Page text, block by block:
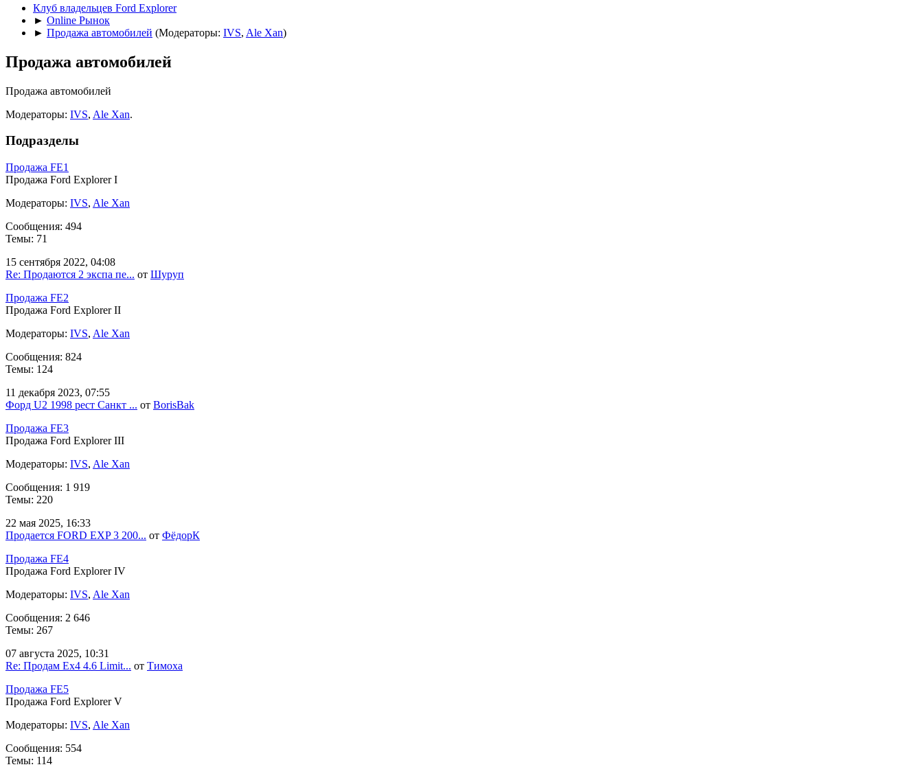
Клуб владельцев Ford Explorer
► Online Рынок
► Продажа автомобилей (Модераторы: IVS, Ale Xan)
Продажа автомобилей
Продажа автомобилей
Модераторы: IVS, Ale Xan.
Подразделы
Продажа FE1
Продажа Ford Explorer I
Модераторы: IVS, Ale Xan
Сообщения: 494
Темы: 71
15 сентября 2022, 04:08
Re: Продаются 2 экспа пе... от Шуруп
Продажа FE2
Продажа Ford Explorer II
Модераторы: IVS, Ale Xan
Сообщения: 824
Темы: 124
11 декабря 2023, 07:55
Форд U2 1998 рест Санкт ... от BorisBak
Продажа FE3
Продажа Ford Explorer III
Модераторы: IVS, Ale Xan
Сообщения: 1 919
Темы: 220
22 мая 2025, 16:33
Продается FORD EXP 3 200... от ФёдорК
Продажа FE4
Продажа Ford Explorer IV
Модераторы: IVS, Ale Xan
Сообщения: 2 646
Темы: 267
07 августа 2025, 10:31
Re: Продам Ex4 4.6 Limit... от Тимоха
Продажа FE5
Продажа Ford Explorer V
Модераторы: IVS, Ale Xan
Сообщения: 554
Темы: 114